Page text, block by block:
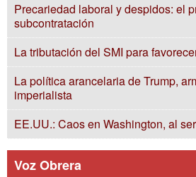
Precariedad laboral y despidos: el
subcontratación
La tributación del SMI para
La política arancelaria de Trump,
imperialista
EE.UU.: Caos en Washington, al
Voz Obrera